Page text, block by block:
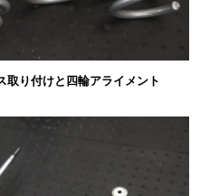
取り付けと四輪アライメント